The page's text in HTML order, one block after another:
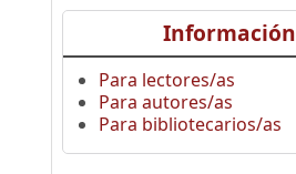
Información
Para lectores/as
Para autores/as
Para bibliotecarios/as